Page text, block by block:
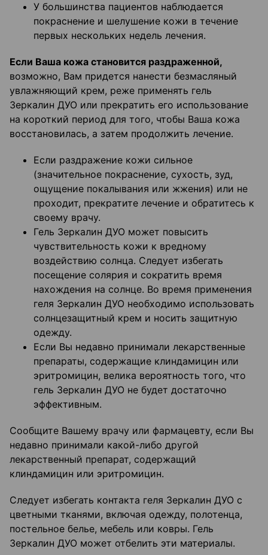
У большинства пациентов наблюдается
покраснение и шелушение кожи в течение
первых нескольких недель лечения.
Если Ваша кожа становится раздраженной,
возможно, Вам придется нанести безмасляный
увлажняющий крем, реже применять гель
Зеркалин ДУО или прекратить его использование
на короткий период для того, чтобы Ваша кожа
восстановилась, а затем продолжить лечение.
Если раздражение кожи сильное
(значительное покраснение, сухость, зуд,
ощущение покалывания или жжения) или не
проходит, прекратите лечение и обратитесь к
своему врачу.
Гель Зеркалин ДУО может повысить
чувствительность кожи к вредному
воздействию солнца. Следует избегать
посещение солярия и сократить время
нахождения на солнце. Во время применения
геля Зеркалин ДУО необходимо использовать
солнцезащитный крем и носить защитную
одежду.
Если Вы недавно принимали лекарственные
препараты, содержащие клиндамицин или
эритромицин, велика вероятность того, что
гель Зеркалин ДУО не будет достаточно
эффективным.
Сообщите Вашему врачу или фармацевту, если Вы
недавно принимали какой-либо другой
лекарственный препарат, содержащий
клиндамицин или эритромицин.
Следует избегать контакта геля Зеркалин ДУО с
цветными тканями, включая одежду, полотенца,
постельное белье, мебель или ковры. Гель
Зеркалин ДУО может отбелить эти материалы.